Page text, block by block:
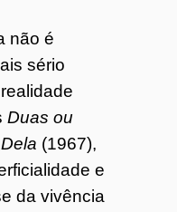
não é
sério
Duas ou
(1967),
e
da vivência